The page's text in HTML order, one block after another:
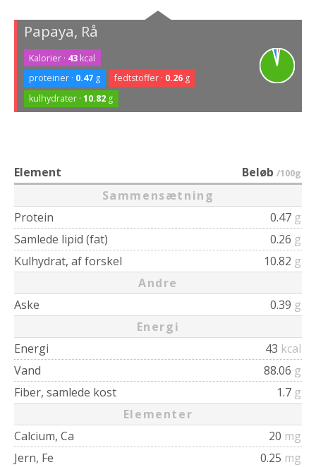
Papaya, Rå
Kalorier · 43 kcal
proteiner · 0.47 g fedtstoffer · 0.26g
kulhydrater ·10.82 g
Element Beløb /100g
Sammensætning
Protein
0.47 g
Samlede lipid (fat)
0.26 g
Kulhydrat, af forskel
10.82 g
Andre
Aske
0.39 g
Energi
Energi
43 kcal
Vand
88.06 g
Fiber, samlede kost
1.7 g
Elementer
Calcium, Ca
20 mg
Jern, Fe
0.25 mg